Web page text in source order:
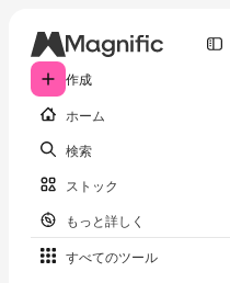
作成
ホーム
検索
ストック
もっと詳しく
すべてのツール